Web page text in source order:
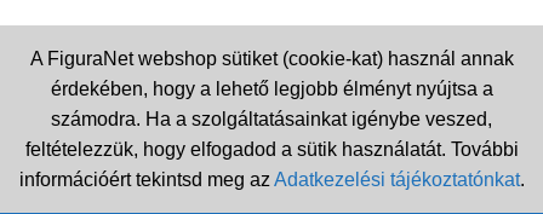
A FiguraNet webshop sütiket (cookie-kat) használ annak
érdekében, hogy a lehető legjobb élményt nyújtsa a
számodra. Ha a szolgáltatásainkat igénybe veszed,
feltételezzük, hogy elfogadod a sütik használatát. További
információért tekintsd meg az Adatkezelési tájékoztatónkat.